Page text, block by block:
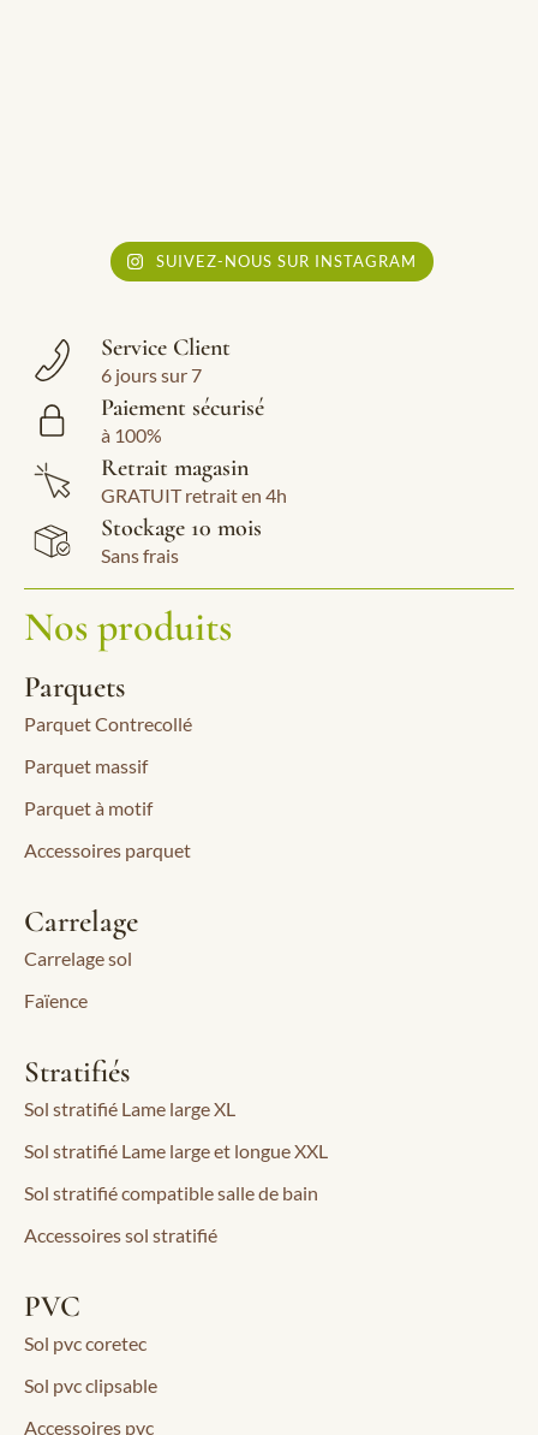
SUIVEZ-NOUS SUR INSTAGRAM
Service Client
6 jours sur 7
Paiement sécurisé
à 100%
Retrait magasin
GRATUIT retrait en 4h
Stockage 10 mois
Sans frais
Nos produits
Parquets
Parquet Contrecollé
Parquet massif
Parquet à motif
Accessoires parquet
Carrelage
Carrelage sol
Faïence
Stratifiés
Sol stratifié Lame large XL
Sol stratifié Lame large et longue XXL
Sol stratifié compatible salle de bain
Accessoires sol stratifié
PVC
Sol pvc coretec
Sol pvc clipsable
Accessoires pvc